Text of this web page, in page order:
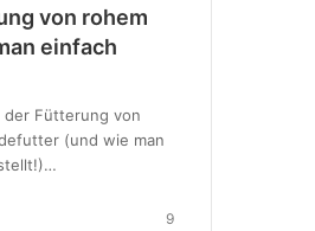
von rohem
einfach
der Fütterung von
(und wie man
9